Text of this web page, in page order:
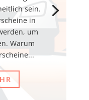
sein.
in
um
Warum